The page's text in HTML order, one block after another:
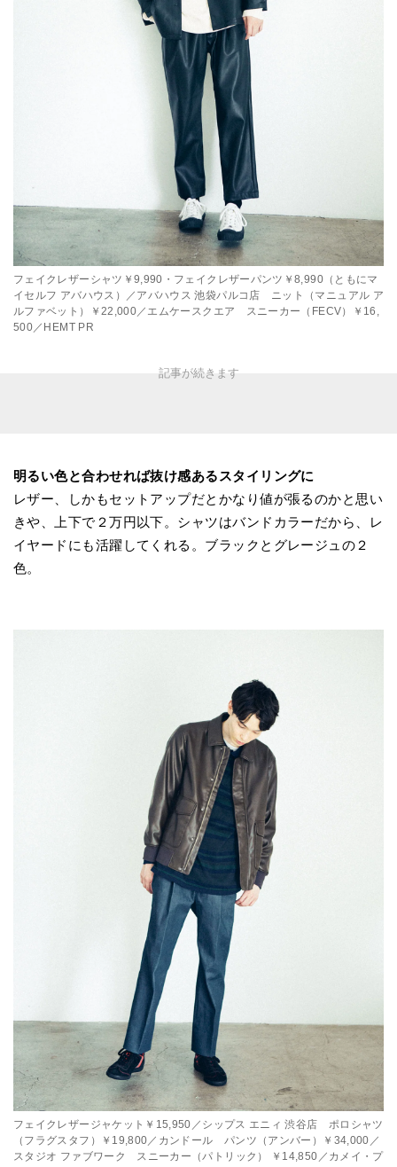
フェイクレザーシャツ￥9,990・フェイクレザーパンツ￥8,990（ともにマ
イセルフ アバハウス）／アバハウス 池袋パルコ店 ニット（マニュアル ア
ルファベット）￥22,000／エムケースクエア スニーカー（FECV）￥16,
500／HEMT PR
明るい色と合わせれば抜け感あるスタイリングに
レザー、しかもセットアップだとかなり値が張るのかと思い
きや、上下で２万円以下。シャツはバンドカラーだから、レ
イヤードにも活躍してくれる。ブラックとグレージュの２
色。
フェイクレザージャケット￥15,950／シップス エニィ 渋谷店 ポロシャツ
（フラグスタフ）￥19,800／カンドール パンツ（アンバー）￥34,000／
スタジオ ファブワーク スニーカー（パトリック） ￥14,850／カメイ・プ